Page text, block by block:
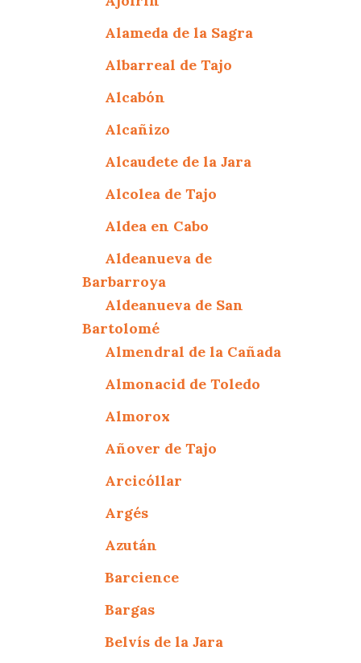
Alameda de la Sagra
Albarreal de Tajo
Alcabón
Alcañizo
Alcaudete de la Jara
Alcolea de Tajo
Aldea en Cabo
Aldeanueva de
Barbarroya
Aldeanueva de San
Bartolomé
Almendral de la Cañada
Almonacid de Toledo
Almorox
Añover de Tajo
Arcicóllar
Argés
Azután
Barcience
Bargas
Belvís de la Jara